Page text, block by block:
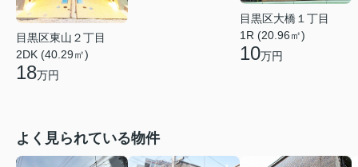
目黒区東山２丁目
2DK (40.29㎡)
18万円
目黒区大橋１丁目
1R (20.96㎡)
10万円
よく見られている物件